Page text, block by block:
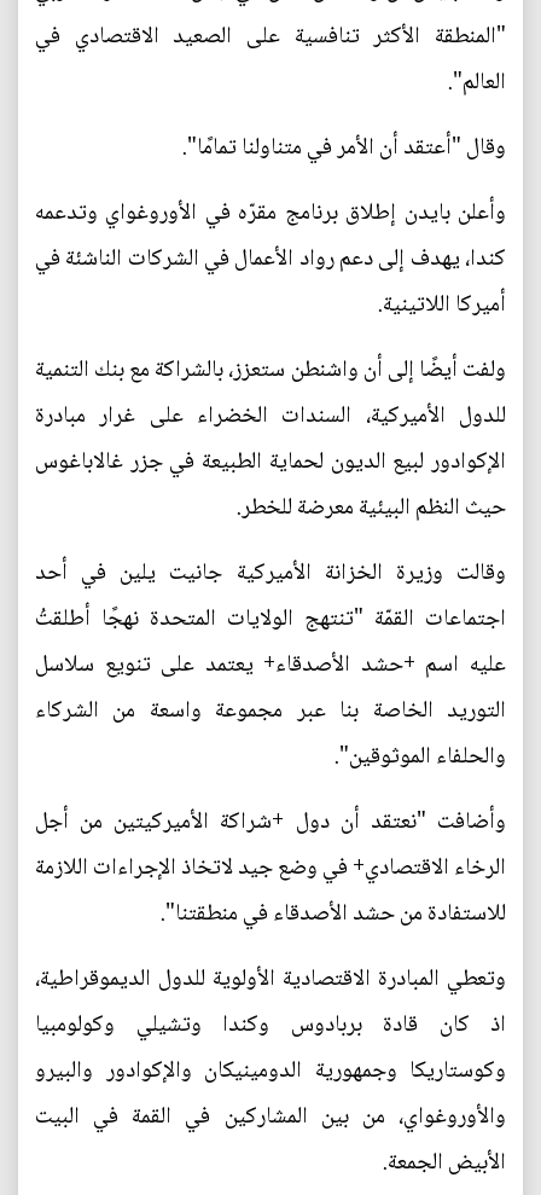
"المنطقة الأكثر تنافسية على الصعيد الاقتصادي في
العالم".
وقال "أعتقد أن الأمر في متناولنا تمامًا".
وأعلن بايدن إطلاق برنامج مقرّه في الأوروغواي وتدعمه
كندا، يهدف إلى دعم رواد الأعمال في الشركات الناشئة في
أميركا اللاتينية.
ولفت أيضًا إلى أن واشنطن ستعزز، بالشراكة مع بنك التنمية
للدول الأميركية، السندات الخضراء على غرار مبادرة
الإكوادور لبيع الديون لحماية الطبيعة في جزر غالاباغوس
حيث النظم البيئية معرضة للخطر.
وقالت وزيرة الخزانة الأميركية جانيت يلين في أحد
اجتماعات القمّة "تنتهج الولايات المتحدة نهجًا أطلقتُ
عليه اسم +حشد الأصدقاء+ يعتمد على تنويع سلاسل
التوريد الخاصة بنا عبر مجموعة واسعة من الشركاء
والحلفاء الموثوقين".
وأضافت "نعتقد أن دول +شراكة الأميركيتين من أجل
الرخاء الاقتصادي+ في وضع جيد لاتخاذ الإجراءات اللازمة
للاستفادة من حشد الأصدقاء في منطقتنا".
وتعطي المبادرة الاقتصادية الأولوية للدول الديموقراطية،
اذ كان قادة بربادوس وكندا وتشيلي وكولومبيا
وكوستاريكا وجمهورية الدومينيكان والإكوادور والبيرو
والأوروغواي، من بين المشاركين في القمة في البيت
الأبيض الجمعة.